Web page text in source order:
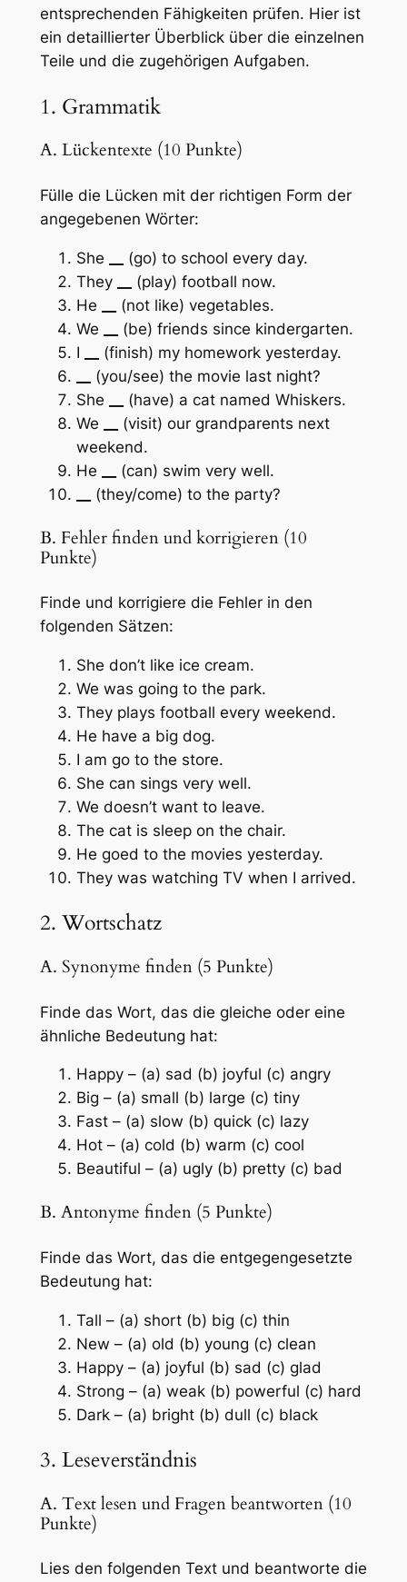
entsprechenden Fähigkeiten prüfen. Hier ist
ein detaillierter Überblick über die einzelnen
Teile und die zugehörigen Aufgaben.
1. Grammatik
A. Lückentexte (10 Punkte)
Fülle die Lücken mit der richtigen Form der
angegebenen Wörter:
She
(go) to school every day.
They
(play) football now.
He
(not like) vegetables.
We
(be) friends since kindergarten.
I
(finish) my homework yesterday.
(you/see) the movie last night?
She
(have) a cat named Whiskers.
We
(visit) our grandparents next
weekend.
He
(can) swim very well.
(they/come) to the party?
B. Fehler finden und korrigieren (10
Punkte)
Finde und korrigiere die Fehler in den
folgenden Sätzen:
She don’t like ice cream.
We was going to the park.
They plays football every weekend.
He have a big dog.
I am go to the store.
She can sings very well.
We doesn’t want to leave.
The cat is sleep on the chair.
He goed to the movies yesterday.
They was watching TV when I arrived.
2. Wortschatz
A. Synonyme finden (5 Punkte)
Finde das Wort, das die gleiche oder eine
ähnliche Bedeutung hat:
Happy – (a) sad (b) joyful (c) angry
Big – (a) small (b) large (c) tiny
Fast – (a) slow (b) quick (c) lazy
Hot – (a) cold (b) warm (c) cool
Beautiful – (a) ugly (b) pretty (c) bad
B. Antonyme finden (5 Punkte)
Finde das Wort, das die entgegengesetzte
Bedeutung hat:
Tall – (a) short (b) big (c) thin
New – (a) old (b) young (c) clean
Happy – (a) joyful (b) sad (c) glad
Strong – (a) weak (b) powerful (c) hard
Dark – (a) bright (b) dull (c) black
3. Leseverständnis
A. Text lesen und Fragen beantworten (10
Punkte)
Lies den folgenden Text und beantworte die